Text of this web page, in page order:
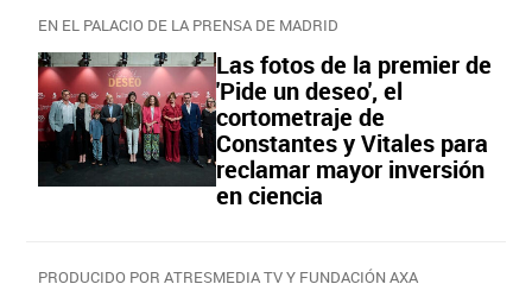
EN EL PALACIO DE LA PRENSA DE MADRID
Las fotos de la premier de
'Pide un deseo', el
cortometraje de
Constantes y Vitales para
reclamar mayor inversión
en ciencia
PRODUCIDO POR ATRESMEDIA TV Y FUNDACIÓN AXA